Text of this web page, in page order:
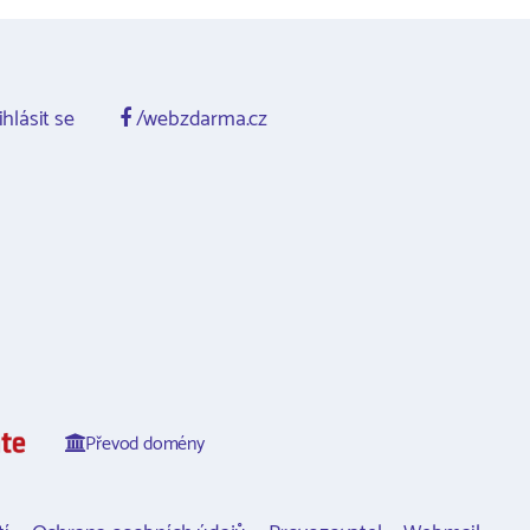
se /webzdarma.cz
Převod domény